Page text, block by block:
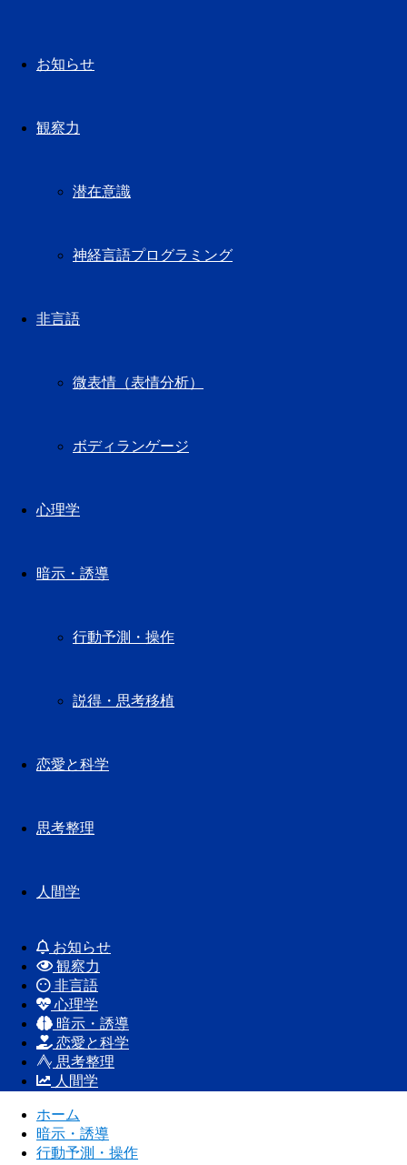
お知らせ
観察力
潜在意識
神経言語プログラミング
非言語
微表情（表情分析）
ボディランゲージ
心理学
暗示・誘導
行動予測・操作
説得・思考移植
恋愛と科学
思考整理
人間学
お知らせ
観察力
非言語
心理学
暗示・誘導
恋愛と科学
思考整理
人間学
ホーム
暗示・誘導
行動予測・操作